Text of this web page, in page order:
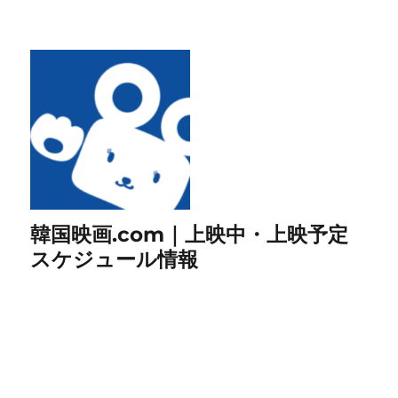
韓国映画.com｜上映中・上映予定
スケジュール情報